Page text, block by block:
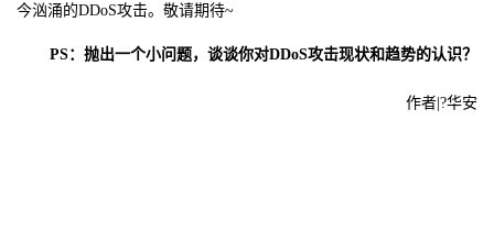
今汹涌的DDoS攻击。敬请期待~
PS：抛出一个小问题，谈谈你对DDoS攻击现状和趋势的认识？
作者|?华安